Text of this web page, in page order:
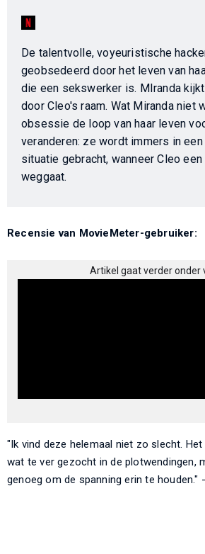
De talentvolle, voyeuristische
geobsedeerd door het leven van
die een sekswerker is. MIranda
door Cleo's raam. Wat Miranda niet
obsessie de loop van haar leven
veranderen: ze wordt immers in
situatie gebracht, wanneer Cleo
weggaat.
Recensie van MovieMeter-gebruiker:
Artikel gaat verder onder
"Ik vind deze helemaal niet zo slecht.
wat te ver gezocht in de plotwendingen,
genoeg om de spanning erin te houden."